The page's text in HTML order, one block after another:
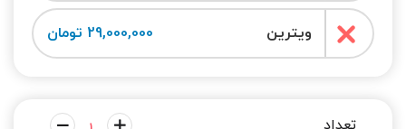
ویترین 29,000,000 تومان